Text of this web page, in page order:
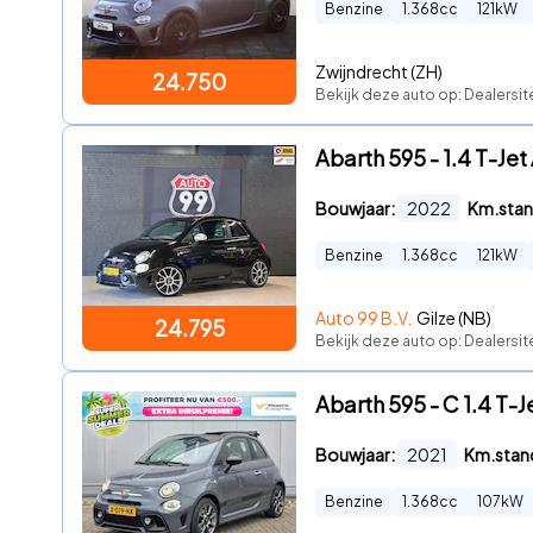
24.750
Benzine 1.368cc 121 kW
Zwijndrecht (ZH)
Bekijk deze auto op:
24.795
Abarth 595 - 1.4 T-
Bouwjaar: 2022
Benzine 1.368cc 121 kW
Auto 99 B.V. Gilze (NB)
Bekijk deze auto op:
Abarth 595 - C 1.4 T-
Bouwjaar: 2021
Benzine 1.368cc 107 kW